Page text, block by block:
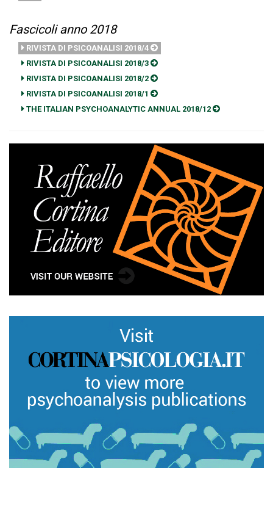
Fascicoli anno 2018
RIVISTA DI PSICOANALISI 2018/4
RIVISTA DI PSICOANALISI 2018/3
RIVISTA DI PSICOANALISI 2018/2
RIVISTA DI PSICOANALISI 2018/1
THE ITALIAN PSYCHOANALYTIC ANNUAL 2018/12